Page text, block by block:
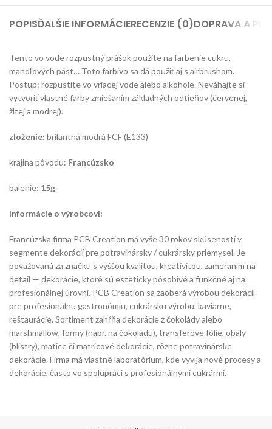
POPISĎALŠIE INFORMÁCIERECENZIE (0)DOPRAVA A
Tento vo vode rozpustný prášok použite na farbenie cukru,
mandľových pást… Toto farbivo sa dá použiť aj s airbrushom.
Postup: rozpustite vo vriacej vode alebo alkohole. Neváhajte si
vytvoriť vlastné farby zmiešaním základných odtieňov (červenej,
žltej a modrej).
zloženie: brilantná modrá FCF (E133)
krajina pôvodu: Francúzsko
balenie: 15g
Informácie o výrobcovi:
Francúzska firma PCB Creation má vyše 30 rokov skúseností v
segmente dekorácií pre potravinársky / cukrársky priemysel. Je
považovaná za značku s vyššou kvalitou, kreativitou, zameraním na
detail — dekorácie, ktoré sú esteticky pôsobivé a funkčné aj na
profesionálnej úrovni. PCB Creation sa zaoberá výrobou dekorácií
pre profesionálnu gastronómiu, cukrársku výrobu, kaviarne,
reštaurácie. Sortiment zahŕňa dekorácie z čokolády alebo
marshmallow, formy (napr. na čokoládu), transferové fólie, obaly
(blistry), matice či matricové dekorácie, rôzne potravinárske
dekorácie. Firma má vlastné laboratórium, kde vyvíja nové procesy a
dekorácie, často vo spolupráci s profesionálnymi cukrármi.